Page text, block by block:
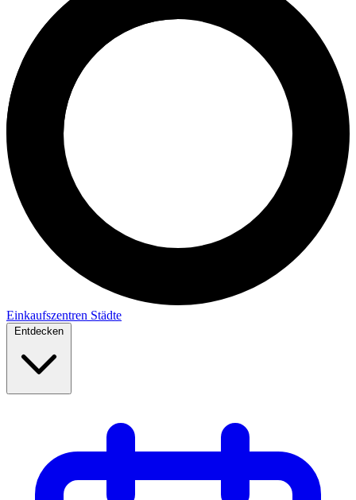
Einkaufszentren Städte
Entdecken